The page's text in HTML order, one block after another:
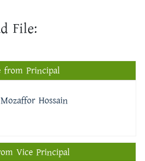
File:
from Principal
Hossain
Vice Principal